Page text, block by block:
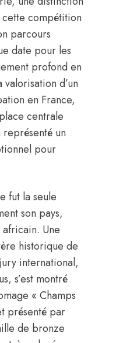
compétition
parcours
date pour les
profond en
d’un
en France,
centrale
un
pour
fut la seule
son pays,
Une
historique de
international,
s’est montré
« Champs
présenté par
de bronze